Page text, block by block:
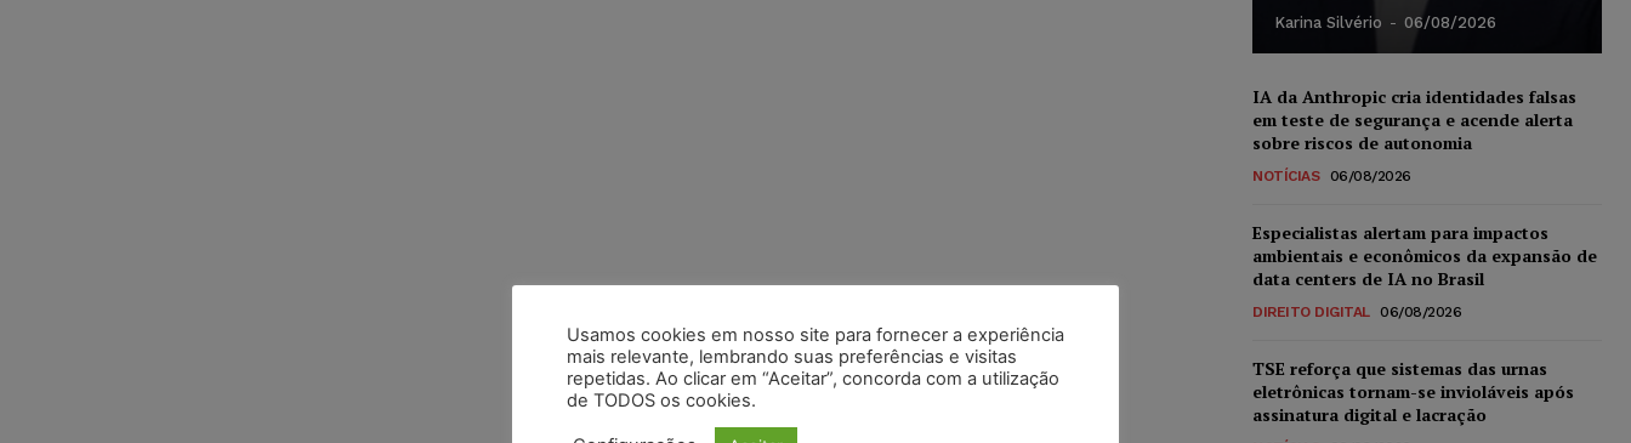
Karina Silvério - 06/08/2026
IA da Anthropic cria identidades falsas
em teste de segurança e acende alerta
sobre riscos de autonomia
NOTÍCIAS 06/08/2026
Especialistas alertam para impactos
ambientais e econômicos da expansão de
data centers de IA no Brasil
DIREITO DIGITAL 06/08/2026
TSE reforça que sistemas das urnas
eletrônicas tornam-se invioláveis após
assinatura digital e lacração
Usamos cookies em nosso site para fornecer a experiência
mais relevante, lembrando suas preferências e visitas
repetidas. Ao clicar em “Aceitar”, concorda com a utilização
de TODOS os cookies.